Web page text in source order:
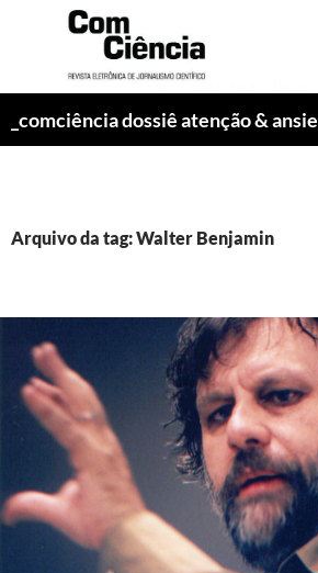
_comciência dossiê atenção &
Arquivo da tag: Walter Benjamin